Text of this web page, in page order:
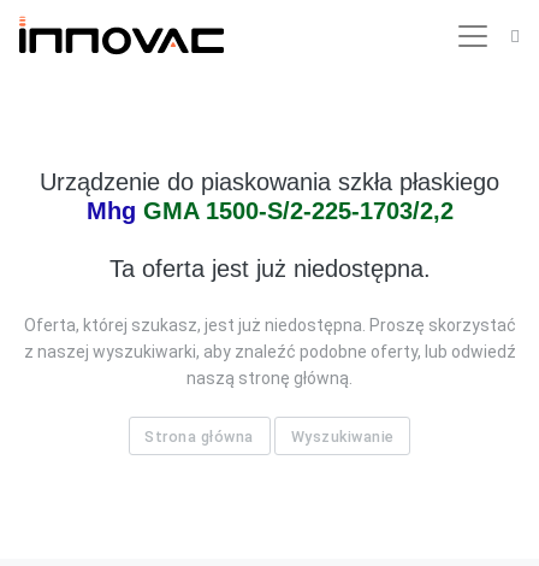
Urządzenie do piaskowania szkła płaskiego
Mhg GMA 1500-S/2-225-1703/2,2
Ta oferta jest już niedostępna.
Oferta, której szukasz, jest już niedostępna. Proszę skorzystać
z naszej wyszukiwarki, aby znaleźć podobne oferty, lub odwiedź
naszą stronę główną.
Strona główna Wyszukiwanie